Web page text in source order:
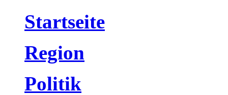
Startseite
Region
Politik